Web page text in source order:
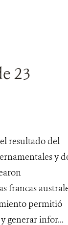
23
resultado del
y
francas
permitió
generar infor...